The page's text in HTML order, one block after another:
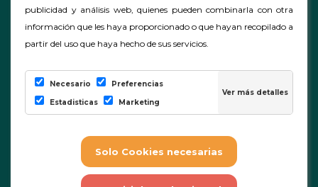
publicidad y análisis web, quienes pueden combinarla con otra
información que les haya proporcionado o que hayan recopilado a
partir del uso que haya hecho de sus servicios.
Necesario
Preferencias
Estadisticas
Marketing
Preguntas Frecuentes|Cookies|Conf. Cookies|
Términos y condiciones generales de los cursos.
Política de privacidad y de cookies.